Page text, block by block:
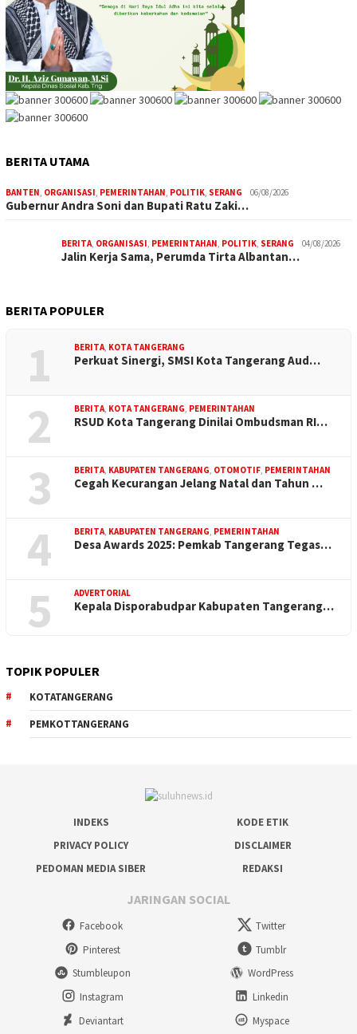
BERITA UTAMA
BANTEN, ORGANISASI, PEMERINTAHAN, POLITIK, SERANG 06/08/2026
Gubernur Andra Soni dan Bupati Ratu Zaki…
BERITA, ORGANISASI, PEMERINTAHAN, POLITIK, SERANG 04/08/2026
Jalin Kerja Sama, Perumda Tirta Albantan…
BERITA POPULER
1 BERITA, KOTA TANGERANG
Perkuat Sinergi, SMSI Kota Tangerang Aud…
2 BERITA, KOTA TANGERANG, PEMERINTAHAN
RSUD Kota Tangerang Dinilai Ombudsman RI…
3 BERITA, KABUPATEN TANGERANG, OTOMOTIF, PEMERINTAHAN
Cegah Kecurangan Jelang Natal dan Tahun …
4 BERITA, KABUPATEN TANGERANG, PEMERINTAHAN
Desa Awards 2025: Pemkab Tangerang Tegas…
5 ADVERTORIAL
Kepala Disporabudpar Kabupaten Tangerang…
TOPIK POPULER
KOTATANGERANG
PEMKOTTANGERANG
INDEKS
KODE ETIK
PRIVACY POLICY
DISCLAIMER
PEDOMAN MEDIA SIBER
REDAKSI
JARINGAN SOCIAL
Facebook
Twitter
Pinterest
Tumblr
Stumbleupon
WordPress
Instagram
Linkedin
Deviantart
Myspace